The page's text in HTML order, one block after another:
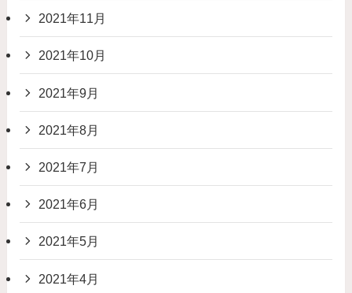
2021年11月
2021年10月
2021年9月
2021年8月
2021年7月
2021年6月
2021年5月
2021年4月